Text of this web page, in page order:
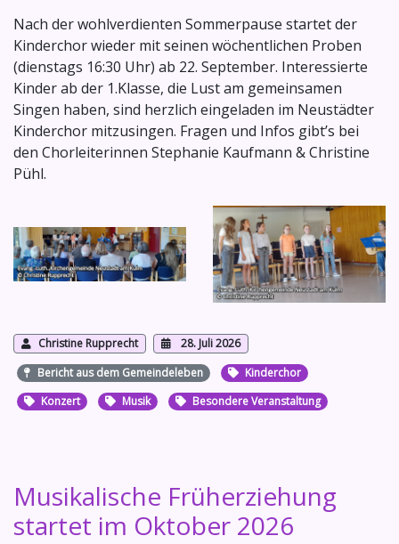
Nach der wohlverdienten Sommerpause startet der
Kinderchor wieder mit seinen wöchentlichen Proben
(dienstags 16:30 Uhr) ab 22. September. Interessierte
Kinder ab der 1.Klasse, die Lust am gemeinsamen
Singen haben, sind herzlich eingeladen im Neustädter
Kinderchor mitzusingen. Fragen und Infos gibt’s bei
den Chorleiterinnen Stephanie Kaufmann & Christine
Pühl.
Christine Rupprecht
28. Juli 2026
Bericht aus dem Gemeindeleben
Kinderchor
Konzert
Musik Besondere Veranstaltung
Musikalische Früherziehung
startet im Oktober 2026